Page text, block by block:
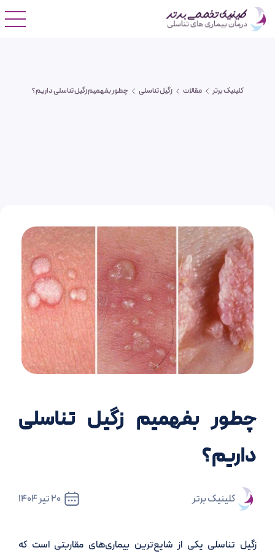
کلینیک برتر مقالات زگیل تناسلی چطور بفهمیم زگیل تناسلی داریم؟
چطور بفهمیم زگیل تناسلی
داریم؟
کلینیک برتر 20 تیر 1404
زگیل تناسلی یکی از شایع‌ترین بیماری‌های مقاربتی است که